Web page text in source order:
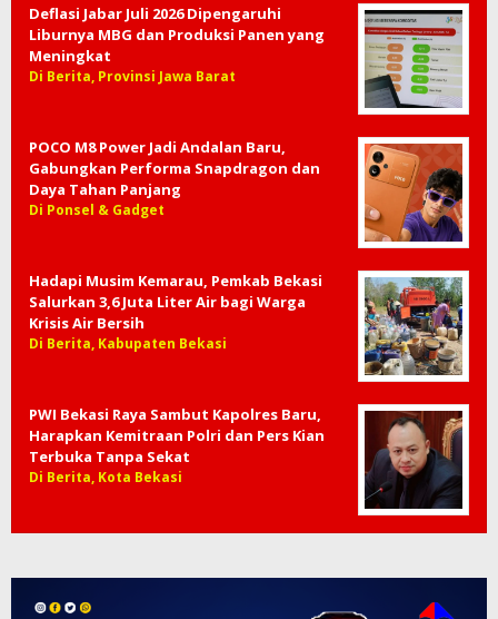
Deflasi Jabar Juli 2026 Dipengaruhi
Liburnya MBG dan Produksi Panen yang
Meningkat
Di Berita, Provinsi Jawa Barat
POCO M8 Power Jadi Andalan Baru,
Gabungkan Performa Snapdragon dan
Daya Tahan Panjang
Di Ponsel & Gadget
Hadapi Musim Kemarau, Pemkab Bekasi
Salurkan 3,6 Juta Liter Air bagi Warga
Krisis Air Bersih
Di Berita, Kabupaten Bekasi
PWI Bekasi Raya Sambut Kapolres Baru,
Harapkan Kemitraan Polri dan Pers Kian
Terbuka Tanpa Sekat
Di Berita, Kota Bekasi